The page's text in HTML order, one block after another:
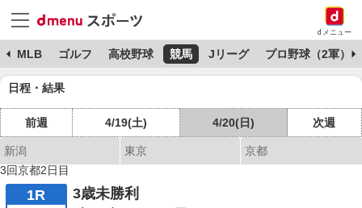
dメニュー
MLB ゴルフ 高校野球 競馬 Jリーグ プロ野球（2軍）
日程・結果
前週 4/19(土) 4/20(日) 次週
新潟 東京
京都
3回京都2日目
1R 3歳未勝利